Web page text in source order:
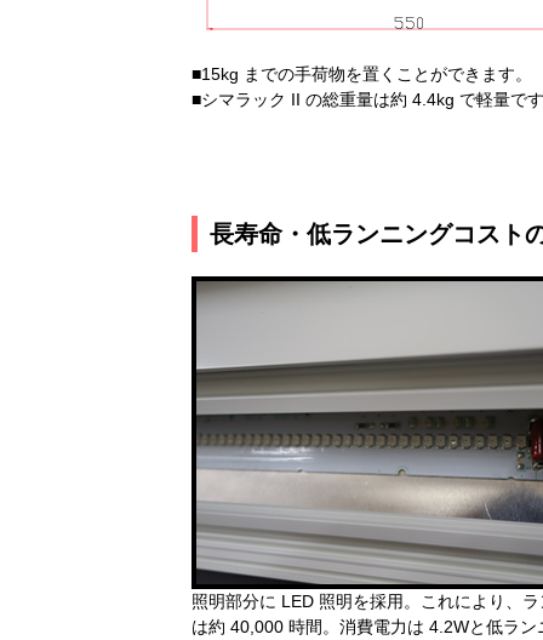
■15kg までの手荷物を置くことができます。
■シマラック II の総重量は約 4.4kg で軽量で
長寿命・低ランニングコスト
照明部分に LED 照明を採用。これにより、
は約 40,000 時間。消費電力は 4.2Wと低ラン